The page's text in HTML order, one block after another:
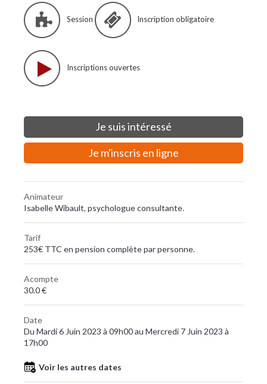
Session Inscription obligatoire
Inscriptions ouvertes
Je suis intéressé
Je m'inscris en ligne
Animateur
Isabelle Wibault, psychologue consultante.
Tarif
253€ TTC en pension complète par personne.
Acompte
30.0 €
Date
Du Mardi 6 Juin 2023 à 09h00 au Mercredi 7 Juin 2023 à
17h00
Voir les autres dates